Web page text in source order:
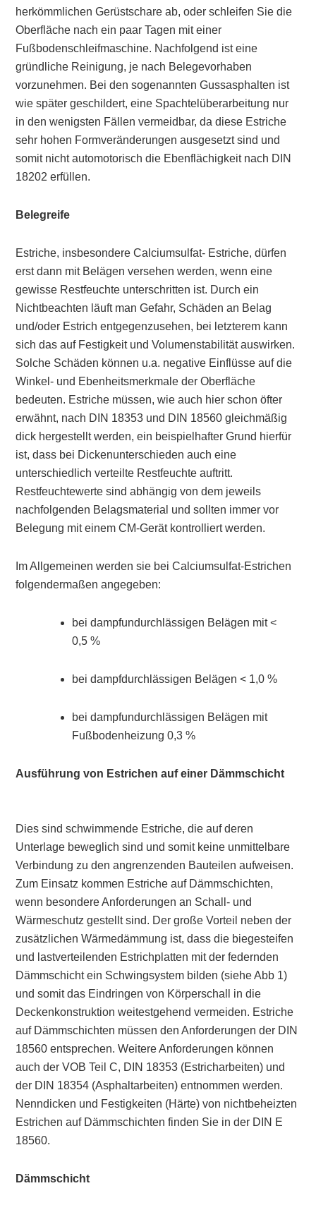
herkömmlichen Gerüstschare ab, oder schleifen Sie die
Oberfläche nach ein paar Tagen mit einer
Fußbodenschleifmaschine. Nachfolgend ist eine
gründliche Reinigung, je nach Belegevorhaben
vorzunehmen. Bei den sogenannten Gussasphalten ist
wie später geschildert, eine Spachtelüberarbeitung nur
in den wenigsten Fällen vermeidbar, da diese Estriche
sehr hohen Formveränderungen ausgesetzt sind und
somit nicht automotorisch die Ebenflächigkeit nach DIN
18202 erfüllen.
Belegreife
Estriche, insbesondere Calciumsulfat- Estriche, dürfen
erst dann mit Belägen versehen werden, wenn eine
gewisse Restfeuchte unterschritten ist. Durch ein
Nichtbeachten läuft man Gefahr, Schäden an Belag
und/oder Estrich entgegenzusehen, bei letzterem kann
sich das auf Festigkeit und Volumenstabilität auswirken.
Solche Schäden können u.a. negative Einflüsse auf die
Winkel- und Ebenheitsmerkmale der Oberfläche
bedeuten. Estriche müssen, wie auch hier schon öfter
erwähnt, nach DIN 18353 und DIN 18560 gleichmäßig
dick hergestellt werden, ein beispielhafter Grund hierfür
ist, dass bei Dickenunterschieden auch eine
unterschiedlich verteilte Restfeuchte auftritt.
Restfeuchtewerte sind abhängig von dem jeweils
nachfolgenden Belagsmaterial und sollten immer vor
Belegung mit einem CM-Gerät kontrolliert werden.
Im Allgemeinen werden sie bei Calciumsulfat-Estrichen
folgendermaßen angegeben:
bei dampfundurchlässigen Belägen mit <
0,5 %
bei dampfdurchlässigen Belägen < 1,0 %
bei dampfundurchlässigen Belägen mit
Fußbodenheizung 0,3 %
Ausführung von Estrichen auf einer Dämmschicht
Dies sind schwimmende Estriche, die auf deren
Unterlage beweglich sind und somit keine unmittelbare
Verbindung zu den angrenzenden Bauteilen aufweisen.
Zum Einsatz kommen Estriche auf Dämmschichten,
wenn besondere Anforderungen an Schall- und
Wärmeschutz gestellt sind. Der große Vorteil neben der
zusätzlichen Wärmedämmung ist, dass die biegesteifen
und lastverteilenden Estrichplatten mit der federnden
Dämmschicht ein Schwingsystem bilden (siehe Abb 1)
und somit das Eindringen von Körperschall in die
Deckenkonstruktion weitestgehend vermeiden. Estriche
auf Dämmschichten müssen den Anforderungen der DIN
18560 entsprechen. Weitere Anforderungen können
auch der VOB Teil C, DIN 18353 (Estricharbeiten) und
der DIN 18354 (Asphaltarbeiten) entnommen werden.
Nenndicken und Festigkeiten (Härte) von nichtbeheizten
Estrichen auf Dämmschichten finden Sie in der DIN E
18560.
Dämmschicht